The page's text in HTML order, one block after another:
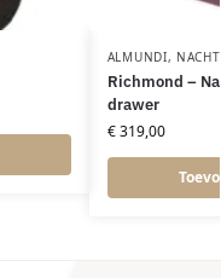
ALMUNDI,
Richmond –
drawer
€319,00